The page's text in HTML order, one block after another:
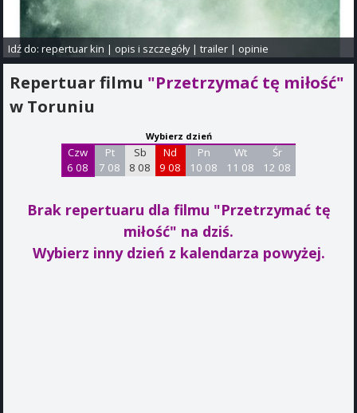
Idź do:repertuar kin |opis i szczegóły|trailer | opinie
Repertuar filmu "Przetrzymać tę miłość"
w Toruniu
Wybierz dzień
Czw
6 08
Pt
7 08
Sb
8 08
Nd
9 08
Pn
10 08
Wt
11 08
Śr
12 08
Brak repertuaru dla filmu "Przetrzymać tę
miłość" na dziś.
Wybierz inny dzień z kalendarza powyżej.